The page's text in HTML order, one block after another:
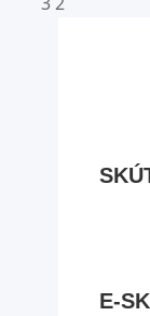
E-